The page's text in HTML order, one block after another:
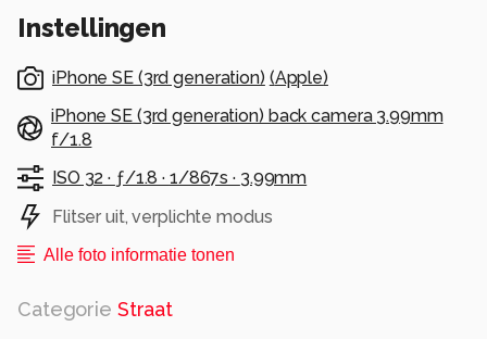
Alle rechten voorbehouden
Instellingen
iPhone SE (3rd generation) (Apple)
iPhone SE (3rd generation) back camera 3.99mm
f/1.8
ISO 32 · ƒ/1.8 · 1/867s · 3.99mm
Flitser uit, verplichte modus
Alle foto informatie tonen
Categorie Straat